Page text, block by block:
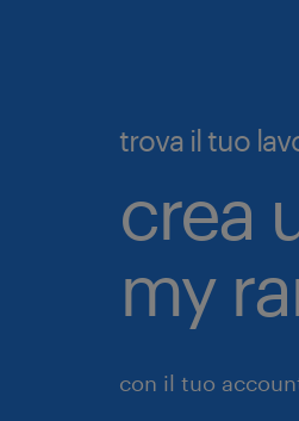
trova il tuo
crea
my
con il tuo